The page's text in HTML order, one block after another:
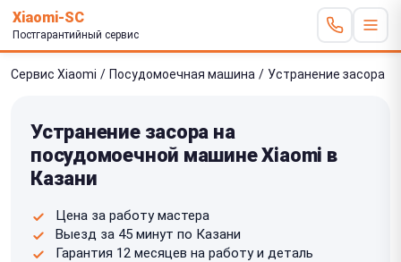
Xiaomi-SC
Постгарантийный сервис
Сервис Xiaomi / Посудомоечная машина / Устранение засора
Устранение засора на
посудомоечной машине Xiaomi в
Казани
Цена за работу мастера
Выезд за 45 минут по Казани
Гарантия 12 месяцев на работу и деталь